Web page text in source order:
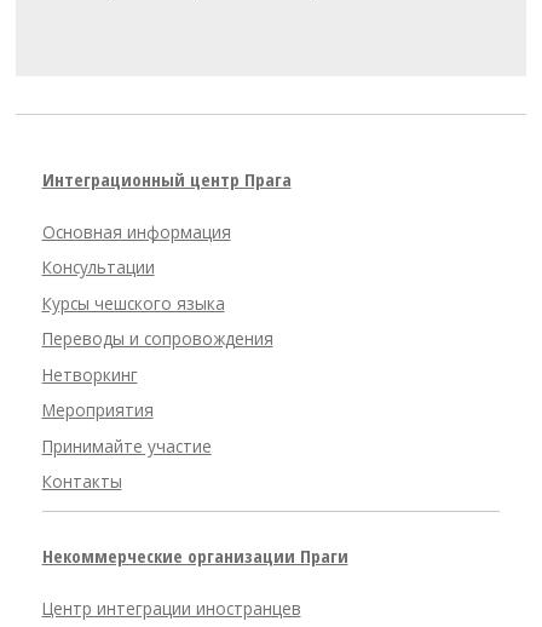
Интеграционный центр Прага
Основная информация
Консультации
Курсы чешского языка
Переводы и сопровождения
Нетворкинг
Мероприятия
Принимайте участие
Контакты
Некоммерческие организации Праги
Центр интеграции иностранцев